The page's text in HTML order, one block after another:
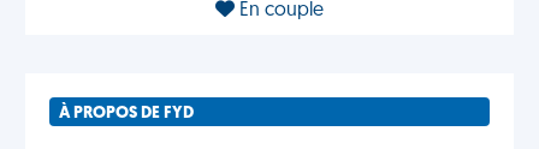
En couple
À PROPOS DE FYD